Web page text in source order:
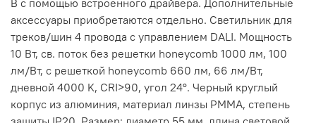
В с помощью встроенного драйвера. Дополнительные
аксессуары приобретаются отдельно. Светильник для
треков/шин 4 провода с управлением DALI. Мощность
10 Вт, св. поток без решетки honeycomb 1000 лм, 100
лм/Вт, с решеткой honeycomb 660 лм, 66 лм/Вт,
дневной 4000 K, CRI>90, угол 24°. Черный круглый
корпус из алюминия, материал линзы PMMA, степень